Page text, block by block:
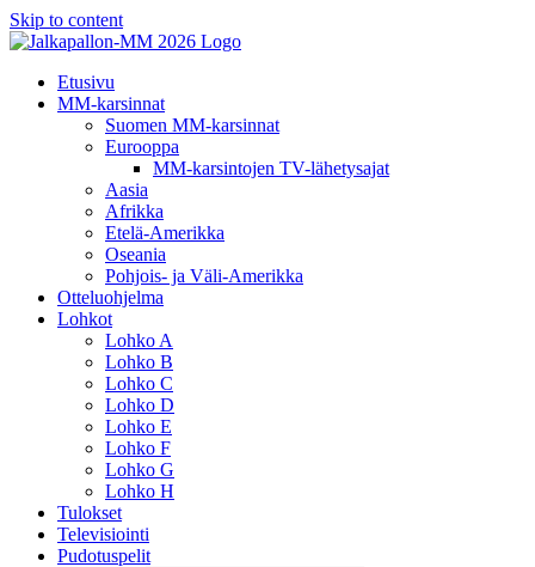
Skip to content
Etusivu
MM-karsinnat
Suomen MM-karsinnat
Eurooppa
MM-karsintojen TV-lähetysajat
Aasia
Afrikka
Etelä-Amerikka
Oseania
Pohjois- ja Väli-Amerikka
Otteluohjelma
Lohkot
Lohko A
Lohko B
Lohko C
Lohko D
Lohko E
Lohko F
Lohko G
Lohko H
Tulokset
Televisiointi
Pudotuspelit